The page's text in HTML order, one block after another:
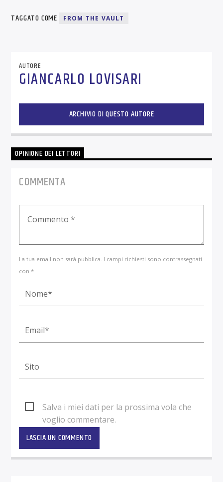
TAGGATO COME FROM THE VAULT
AUTORE
GIANCARLO LOVISARI
ARCHIVIO DI QUESTO AUTORE
OPINIONE DEI LETTORI
COMMENTA
La tua email non sarà pubblica. I campi richiesti sono contrassegnati
con *
Salva i miei dati per la prossima vola che
voglio commentare.